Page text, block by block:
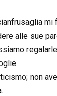
mi
alle sue
non